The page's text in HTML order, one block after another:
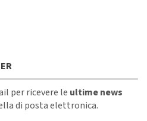
per ricevere le ultime news
di posta elettronica.